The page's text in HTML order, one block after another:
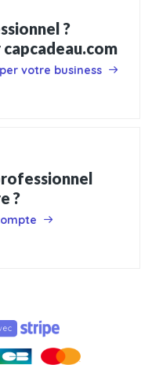
?
votre business
?